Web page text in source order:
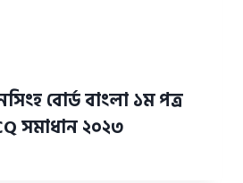
বোর্ড বাংলা ১ম পত্র
সমাধান ২০২৩